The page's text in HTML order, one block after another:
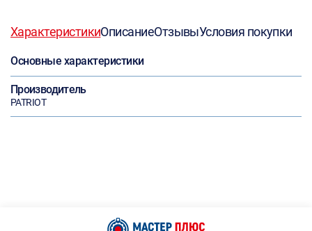
ХарактеристикиОписаниеОтзывыУсловия покупки
Основные характеристики
Производитель
PATRIOT